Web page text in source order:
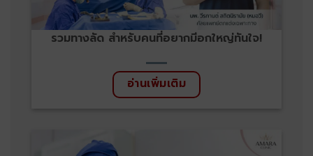
รวมทางลัด สำหรับคนที่อยากมีอกใหญ่ทันใจ!
อ่านเพิ่มเติม